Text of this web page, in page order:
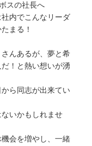
スの社長へ
内でこんなリーダ
まる！
んあるが、夢と希
！と熱い想いが湧
ら同志が出来てい
いかもしれませ
会を増やし、一緒